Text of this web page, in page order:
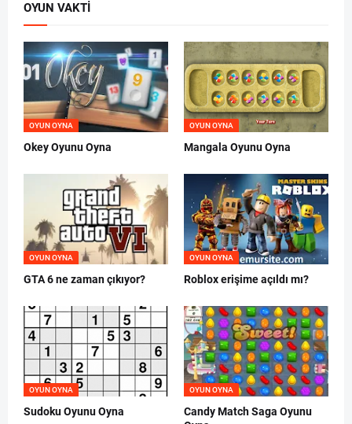
OYUN VAKTI
OYUN OYNA
Okey Oyunu Oyna
OYUN OYNA
Mangala Oyunu Oyna
OYUN OYNA
GTA 6 ne zaman çıkıyor?
OYUN OYNA
Roblox erişime açıldı mı?
OYUN OYNA
Sudoku Oyunu Oyna
OYUN OYNA
Candy Match Saga Oyunu